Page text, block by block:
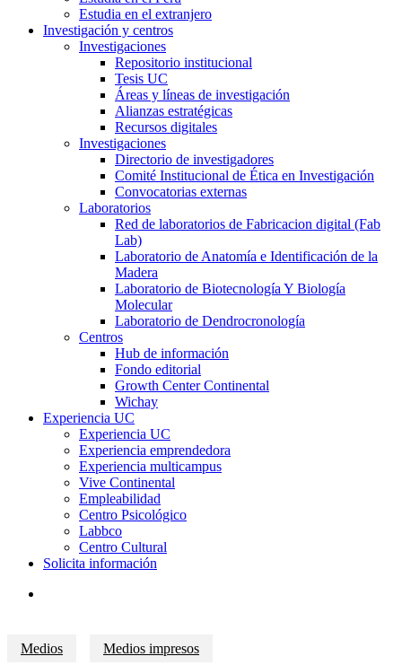
Estudia en el extranjero
Investigación y centros
Investigaciones
Repositorio institucional
Tesis UC
Áreas y líneas de investigación
Alianzas estratégicas
Recursos digitales
Investigaciones
Directorio de investigadores
Comité Institucional de Ética en Investigación
Convocatorias externas
Laboratorios
Red de laboratorios de Fabricacion digital (Fab
Lab)
Laboratorio de Anatomía e Identificación de la
Madera
Laboratorio de Biotecnología Y Biología
Molecular
Laboratorio de Dendrocronología
Centros
Hub de información
Fondo editorial
Growth Center Continental
Wichay
Experiencia UC
Experiencia UC
Experiencia emprendedora
Experiencia multicampus
Vive Continental
Empleabilidad
Centro Psicológico
Labbco
Centro Cultural
Solicita información
Medios Medios impresos